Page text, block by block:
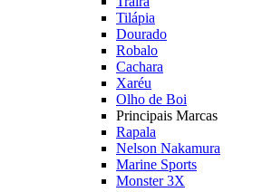
Tilápia
Dourado
Robalo
Cachara
Xaréu
Olho de Boi
Principais Marcas
Rapala
Nelson Nakamura
Marine Sports
Monster 3X